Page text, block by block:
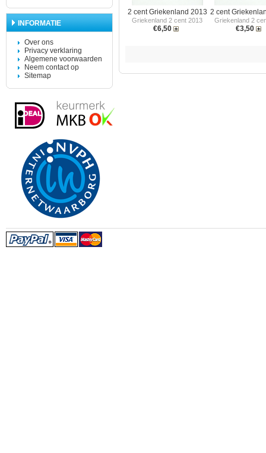
INFORMATIE
Over ons
Privacy verklaring
Algemene voorwaarden
Neem contact op
Sitemap
2 cent Griekenland 2013
Griekenland 2 cent 2013
€6,50
2 cent
Griekenland 2
€3,50